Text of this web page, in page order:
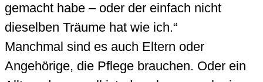
gemacht habe – oder der einfach nicht
dieselben Träume hat wie ich.“
Manchmal sind es auch Eltern oder
Angehörige, die Pflege brauchen. Oder ein